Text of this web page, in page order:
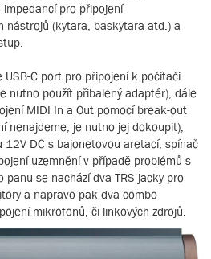
pro připojení
nástrojů (kytara, baskytara atd.) a
USB-C port pro připojení k počítači
nutno použít přibalený adaptér), dále
MIDI In a Out pomocí break-out
nenajdeme, je nutno jej dokoupit),
DC s bajonetovou aretací, spínač
uzemnění v případě problémů s
panu se nachází dva TRS jacky pro
a napravo pak dva combo
mikrofonů, či linkových zdrojů.